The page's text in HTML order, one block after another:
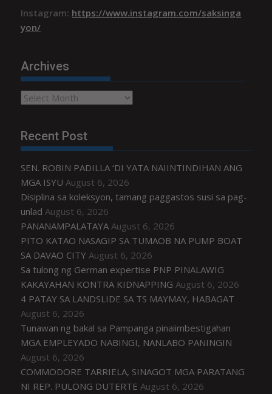
Instagram: https://www.instagram.com/saksinga
yon/
Archives
Archives
Recent Post
SEN. ROBIN PADILLA ‘DI YATA NAIINTINDIHAN ANG
MGA ISYU August 6, 2026
Disiplina sa koleksyon, tamang paggastos susi sa pag-
unlad August 6, 2026
PANANAMPALATAYA August 6, 2026
PITO KATAO NASAGIP SA TUMAOB NA PUMP BOAT
SA DAVAO CITY August 6, 2026
Sa tulong ng German expertise PNP PINALAWIG
KAKAYAHAN KONTRA KIDNAPPING August 6, 2026
4 PATAY SA LANDSLIDE SA TS MAYMAY, HABAGAT
August 6, 2026
Tunawan ng bakal sa Pampanga pinaiimbestigahan
MGA EMPLEYADO NABINGI, NANLABO PANINGIN
August 6, 2026
COMMODORE TARRIELA, SINAGOT MGA PARATANG
NI REP. PULONG DUTERTE August 6, 2026